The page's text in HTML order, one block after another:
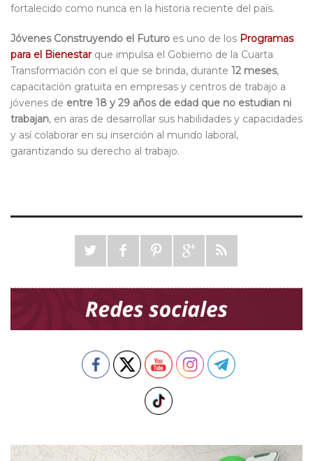
fortalecido como nunca en la historia reciente del país.
Jóvenes Construyendo el Futuro es uno de los Programas
para el Bienestarque impulsa el Gobierno de la Cuarta
Transformación con el que se brinda, durante 12 meses,
capacitación gratuita en empresas y centros de trabajo a
jóvenes de entre 18 y 29 años de edad que no estudian ni
trabajan, en aras de desarrollar sus habilidades y capacidades
y así colaborar en su inserción al mundo laboral,
garantizando su derecho al trabajo.